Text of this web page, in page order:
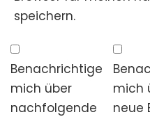
speichern.
Benachrichtige
mich über
nachfolgende
mich
neue